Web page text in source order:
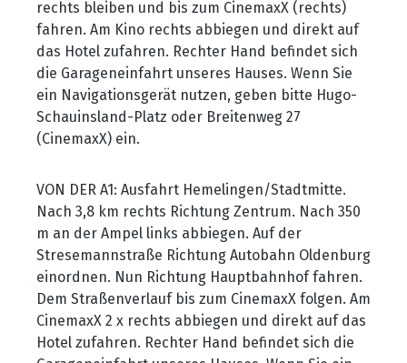
rechts bleiben und bis zum CinemaxX (rechts)
fahren. Am Kino rechts abbiegen und direkt auf
das Hotel zufahren. Rechter Hand befindet sich
die Garageneinfahrt unseres Hauses. Wenn Sie
ein Navigationsgerät nutzen, geben bitte Hugo-
Schauinsland-Platz oder Breitenweg 27
(CinemaxX) ein.
VON DER A1: Ausfahrt Hemelingen/Stadtmitte.
Nach 3,8 km rechts Richtung Zentrum. Nach 350
m an der Ampel links abbiegen. Auf der
Stresemannstraße Richtung Autobahn Oldenburg
einordnen. Nun Richtung Hauptbahnhof fahren.
Dem Straßenverlauf bis zum CinemaxX folgen. Am
CinemaxX 2 x rechts abbiegen und direkt auf das
Hotel zufahren. Rechter Hand befindet sich die